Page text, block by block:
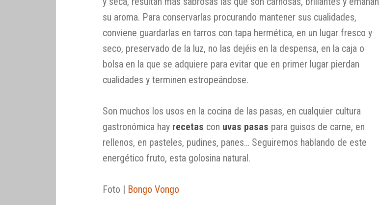
su aroma. Para conservarlas procurando mantener sus cualidades,
conviene guardarlas en tarros con tapa hermética, en un lugar fresco y
seco, preservado de la luz, no las dejéis en la despensa, en la caja o
bolsa en la que se adquiere para evitar que en primer lugar pierdan
cualidades y terminen estropeándose.
Son muchos los usos en la cocina de las pasas, en cualquier cultura
gastronómica hay recetas con uvas pasas para guisos de carne, en
rellenos, en pasteles, pudines, panes… Seguiremos hablando de este
energético fruto, esta golosina natural.
Foto | Bongo Vongo